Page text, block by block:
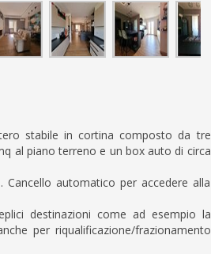
stabile in cortina composto da tre
al piano terreno e un box auto di circa
automatico per accedere alla
destinazioni come ad esempio la
per riqualificazione/frazionamento